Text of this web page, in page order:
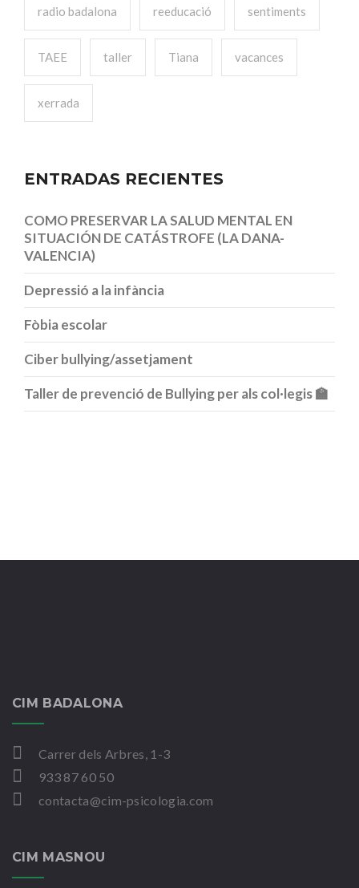
radio badalona reeducació sentiments
TAEE taller Tiana vacances
xerrada
ENTRADAS RECIENTES
COMO PRESERVAR LA SALUD MENTAL EN
SITUACIÓN DE CATÁSTROFE (LA DANA-
VALENCIA)
Depressió a la infància
Fòbia escolar
Ciber bullying/assetjament
Taller de prevenció de Bullying per als col·legis 🏫
CIM BADALONA
Carrer dels Arbres, 1-3
933 87 60 50
contacta@cim-psicologia.com
CIM MASNOU